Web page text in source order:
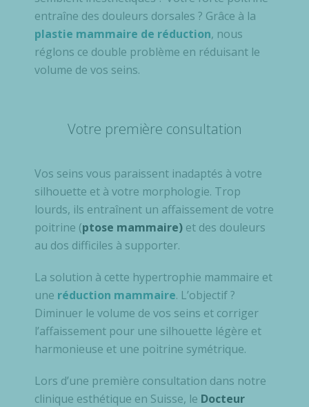
entraîne des douleurs dorsales ? Grâce à la
plastie mammaire de réduction, nous
réglons ce double problème en réduisant le
volume de vos seins.
Votre première consultation
Vos seins vous paraissent inadaptés à votre
silhouette et à votre morphologie. Trop
lourds, ils entraînent un affaissement de votre
poitrine (ptose mammaire) et des douleurs
au dos difficiles à supporter.
La solution à cette hypertrophie mammaire et
une réduction mammaire. L’objectif ?
Diminuer le volume de vos seins et corriger
l’affaissement pour une silhouette légère et
harmonieuse et une poitrine symétrique.
Lors d’une première consultation dans notre
clinique esthétique en Suisse, le Docteur